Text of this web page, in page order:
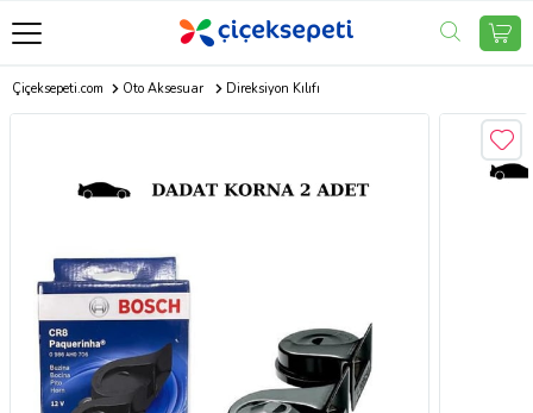
Çiçeksepeti.com Oto Aksesuar Direksiyon Kılıfı